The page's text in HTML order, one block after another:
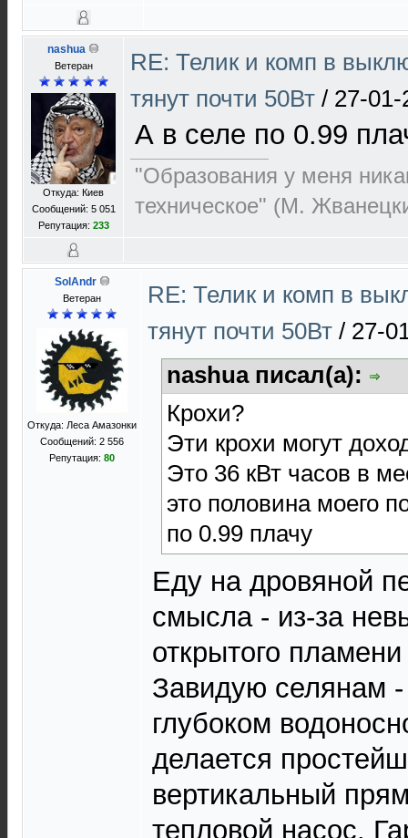
nashua
Ветеран
Откуда: Киев
Сообщений: 5 051
Репутация: 233
RE: Телик и комп в
тянут почти 50Вт / 27-01-
А в селе по 0.99
"Образования у меня
техническое" (М.
SolAndr
Ветеран
Откуда: Леса Амазонки
Сообщений: 2 556
Репутация: 80
RE: Телик и комп в
тянут почти 50Вт / 27-
nashua писал(а):
Крохи?
Эти крохи могут
Это 36 кВт часов в
это половина моего
по 0.99 плачу
Еду на дровяной
смысла - из-за
открытого
Завидую селянам
глубоком
делается
вертикальный
тепловой насос.